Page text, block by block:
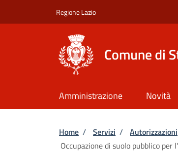
Regione Lazio
Comune di
Amministrazione Novità
Briciole di
Home / Servizi / Autorizzazioni
Occupazione di suolo pubblico